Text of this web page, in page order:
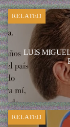
RELATED
LUIS
RELATED